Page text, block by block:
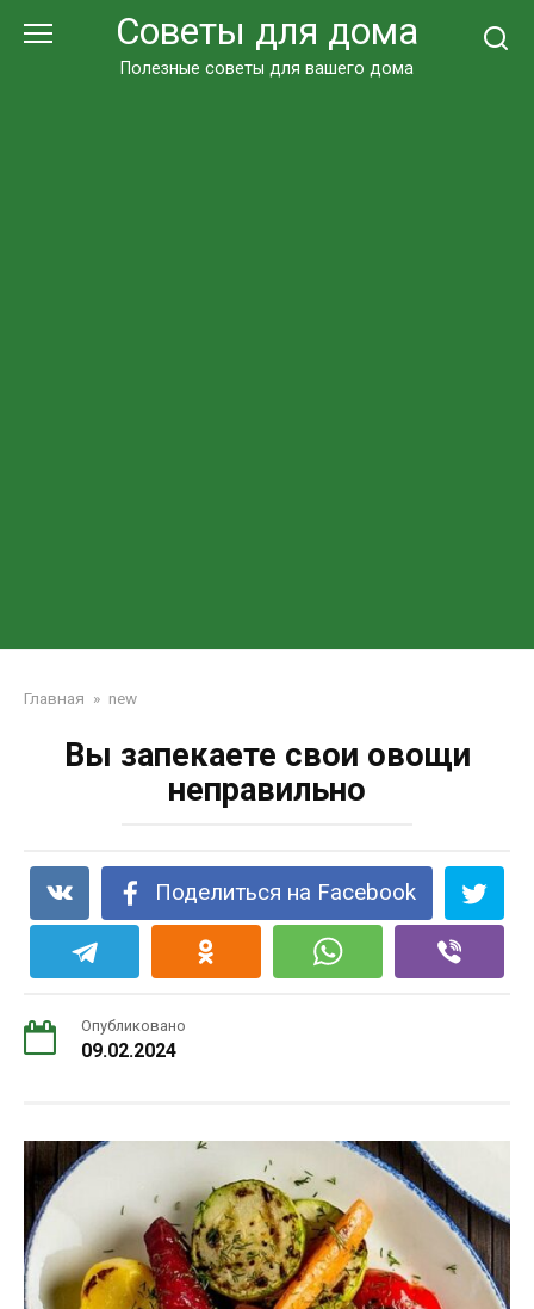
Советы для дома
Полезные советы для вашего дома
Главная » new
Вы запекаете свои овощи
неправильно
Поделиться на Facebook
Опубликовано
09.02.2024